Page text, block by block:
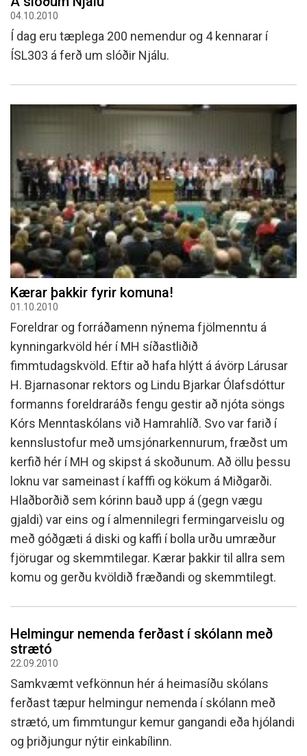
04.10.2010
Í dag eru tæplega 200 nemendur og 4 kennarar í
ÍSL303 á ferð um slóðir Njálu.
Kærar þakkir fyrir komuna!
01.10.2010
Foreldrar og forráðamenn nýnema fjölmenntu á
kynningarkvöld hér í MH síðastliðið
fimmtudagskvöld. Eftir að hafa hlýtt á ávörp Lárusar
H. Bjarnasonar rektors og Lindu Bjarkar Ólafsdóttur
formanns foreldraráðs fengu gestir að njóta söngs
Kórs Menntaskólans við Hamrahlíð. Svo var farið í
kennslustofur með umsjónarkennurum, fræðst um
kerfið hér í MH og skipst á skoðunum. Að öllu þessu
loknu var sameinast í kafffi og kökum á Miðgarði.
Hlaðborðið sem kórinn bauð upp á (gegn vægu
gjaldi) var eins og í almennilegri fermingarveislu og
með góðgæti á diski og kaffi í bolla urðu umræður
fjörugar og skemmtilegar. Kærar þakkir til allra sem
komu og gerðu kvöldið fræðandi og skemmtilegt.
Helmingur nemenda ferðast í skólann með
strætó
22.09.2010
Samkvæmt vefkönnun hér á heimasíðu skólans
ferðast tæpur helmingur nemenda í skólann með
strætó, um fimmtungur kemur gangandi eða hjólandi
og þriðjungur nýtir einkabílinn.